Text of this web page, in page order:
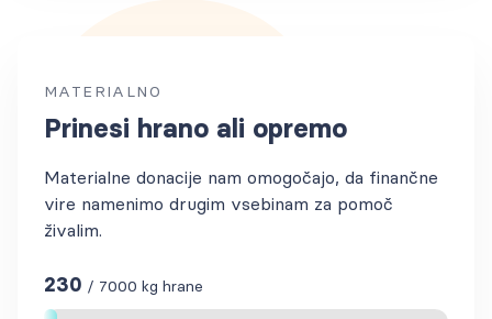
MATERIALNO
Prinesi hrano ali opremo
Materialne donacije nam omogočajo, da finančne
vire namenimo drugim vsebinam za pomoč
živalim.
230 / 7000 kg hrane